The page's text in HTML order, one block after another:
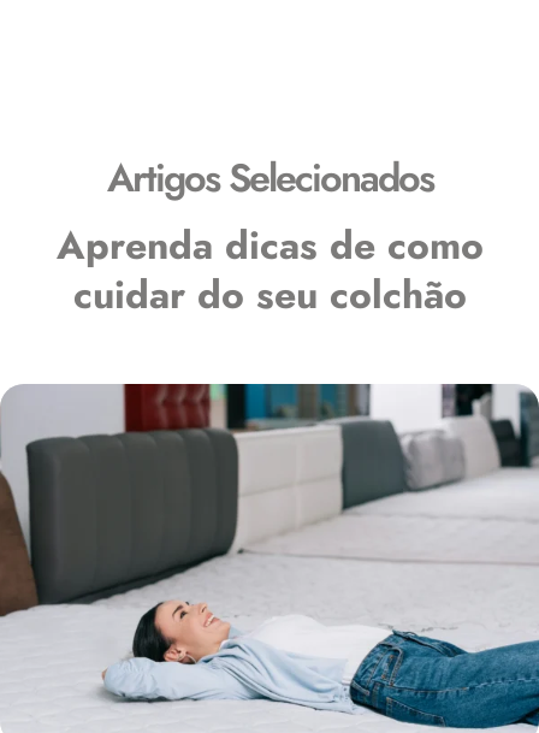
Artigos Selecionados
Blog
Aprenda dicas de como
cuidar do seu colchão